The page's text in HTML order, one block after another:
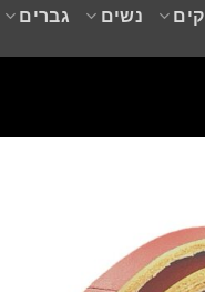
נשים גברים